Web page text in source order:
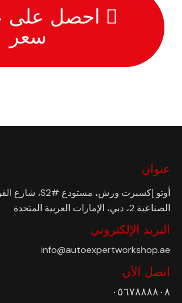
احصل
سعر
عنوان
الصناعية 2، دبي، الإمارات العربية المتحدة
البريد الإلكتروني
info@autoexpertworkshop.ae
اتصل الآن
٠٥٦٧٨٨٨٨٠٨